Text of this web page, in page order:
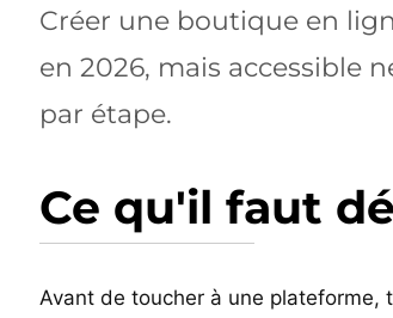
Créer une boutique en
en 2026, mais accessible
par étape.
Ce qu'il faut
Avant de toucher à une